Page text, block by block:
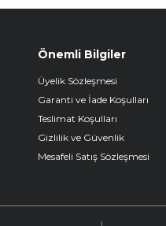
Önemli Bilgiler
Üyelik Sözleşmesi
Garanti ve İade Koşulları
Teslimat Koşulları
Gizlilik ve Güvenlik
Mesafeli Satış Sözleşmesi